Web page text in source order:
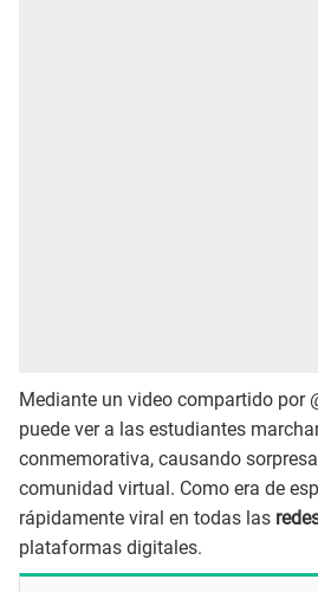
Mediante un video compartido por
puede ver a las estudiantes
conmemorativa, causando
comunidad virtual. Como era de
rápidamente viral en todas las
plataformas digitales.